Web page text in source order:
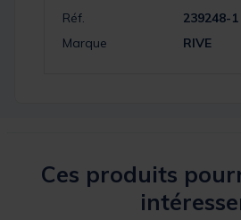
Réf.
239248-1
Marque
RIVE
Ces produits